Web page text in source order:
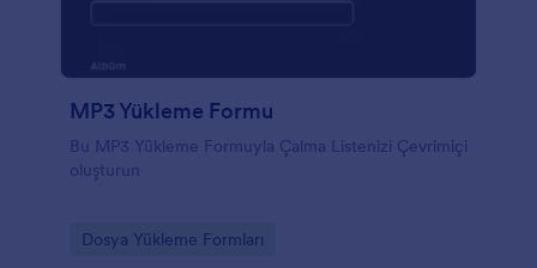
MP3 Yükleme Formu
Bu MP3 Yükleme Formuyla Çalma Listenizi Çevrimiçi
oluşturun
Go to Category:
Dosya Yükleme Formları